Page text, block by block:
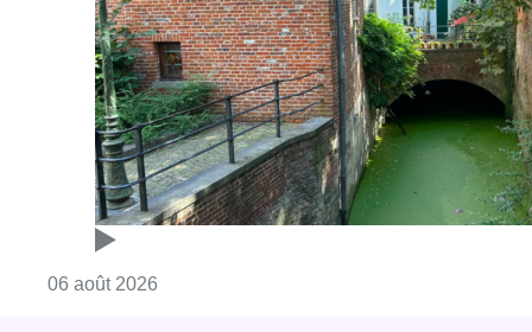
06 août 2026